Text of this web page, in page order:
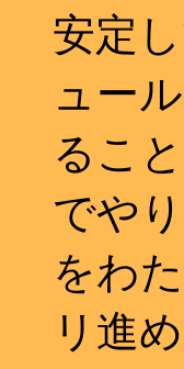
安定
ュー
るこ
でや
をわ
リ進